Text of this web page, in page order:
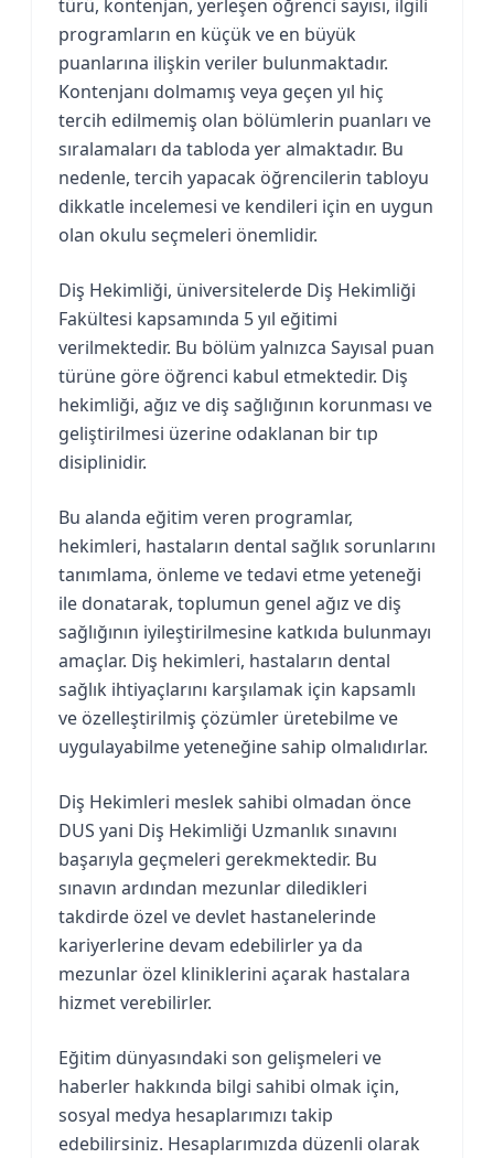
türü, kontenjan, yerleşen öğrenci sayısı, ilgili
programların en küçük ve en büyük
puanlarına ilişkin veriler bulunmaktadır.
Kontenjanı dolmamış veya geçen yıl hiç
tercih edilmemiş olan bölümlerin puanları ve
sıralamaları da tabloda yer almaktadır. Bu
nedenle, tercih yapacak öğrencilerin tabloyu
dikkatle incelemesi ve kendileri için en uygun
olan okulu seçmeleri önemlidir.
Diş Hekimliği, üniversitelerde Diş Hekimliği
Fakültesi kapsamında 5 yıl eğitimi
verilmektedir. Bu bölüm yalnızca Sayısal puan
türüne göre öğrenci kabul etmektedir. Diş
hekimliği, ağız ve diş sağlığının korunması ve
geliştirilmesi üzerine odaklanan bir tıp
disiplinidir.
Bu alanda eğitim veren programlar,
hekimleri, hastaların dental sağlık sorunlarını
tanımlama, önleme ve tedavi etme yeteneği
ile donatarak, toplumun genel ağız ve diş
sağlığının iyileştirilmesine katkıda bulunmayı
amaçlar. Diş hekimleri, hastaların dental
sağlık ihtiyaçlarını karşılamak için kapsamlı
ve özelleştirilmiş çözümler üretebilme ve
uygulayabilme yeteneğine sahip olmalıdırlar.
Diş Hekimleri meslek sahibi olmadan önce
DUS yani Diş Hekimliği Uzmanlık sınavını
başarıyla geçmeleri gerekmektedir. Bu
sınavın ardından mezunlar diledikleri
takdirde özel ve devlet hastanelerinde
kariyerlerine devam edebilirler ya da
mezunlar özel kliniklerini açarak hastalara
hizmet verebilirler.
Eğitim dünyasındaki son gelişmeleri ve
haberler hakkında bilgi sahibi olmak için,
sosyal medya hesaplarımızı takip
edebilirsiniz. Hesaplarımızda düzenli olarak